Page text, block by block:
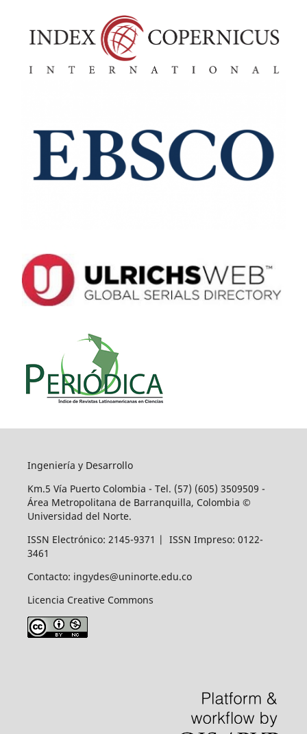
Ingeniería y Desarrollo
Km.5 Vía Puerto Colombia - Tel. (57) (605) 3509509 -
Área Metropolitana de Barranquilla, Colombia ©
Universidad del Norte.
ISSN Electrónico: 2145-9371 | ISSN Impreso: 0122-
3461
Contacto: ingydes@uninorte.edu.co
Licencia Creative Commons